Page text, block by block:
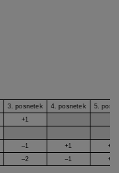
3. posnetek 4. posnetek
5.
+1
–1 +1
+2
–2 –1 +1